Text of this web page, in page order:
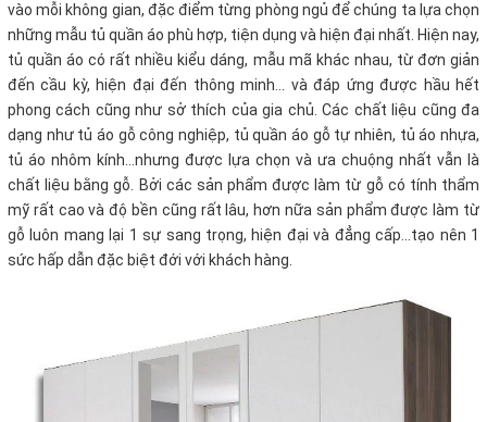
vào mỗi không gian, đặc điểm từng phòng ngủ để chúng ta lựa chọn
những mẫu tủ quần áo phù hợp, tiện dụng và hiện đại nhất. Hiện nay,
tủ quần áo có rất nhiều kiểu dáng, mẫu mã khác nhau, từ đơn giản
đến cầu kỳ, hiện đại đến thông minh... và đáp ứng được hầu hết
phong cách cũng như sở thích của gia chủ. Các chất liệu cũng đa
dạng như tủ áo gỗ công nghiệp, tủ quần áo gỗ tự nhiên, tủ áo nhựa,
tủ áo nhôm kính...nhưng được lựa chọn và ưa chuộng nhất vẫn là
chất liệu bằng gỗ. Bởi các sản phẩm được làm từ gỗ có tính thẩm
mỹ rất cao và độ bền cũng rất lâu, hơn nữa sản phẩm được làm từ
gỗ luôn mang lại 1 sự sang trọng, hiện đại và đẳng cấp...tạo nên 1
sức hấp dẫn đặc biệt đới với khách hàng.